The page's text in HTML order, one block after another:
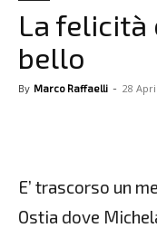
La felicità
bello
By Marco Raffaelli - 28
E’ trascorso un
Ostia dove